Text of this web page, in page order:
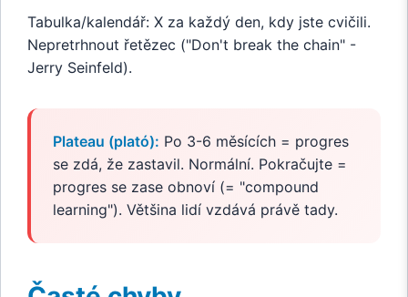
Tabulka/kalendář: X za každý den, kdy jste cvičili.
Nepretrhnout řetězec ("Don't break the chain" -
Jerry Seinfeld).
Plateau (plató): Po 3-6 měsících = progres
se zdá, že zastavil. Normální. Pokračujte =
progres se zase obnoví (= "compound
learning"). Většina lidí vzdává právě tady.